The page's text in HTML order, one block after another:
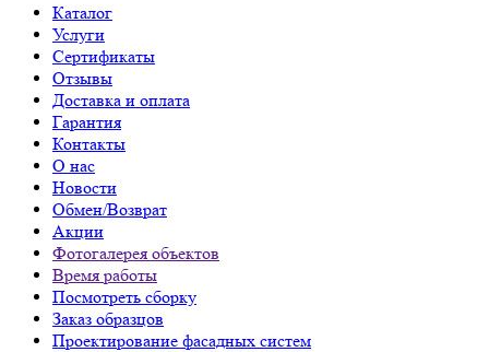
Каталог
Услуги
Сертификаты
Отзывы
Доставка и оплата
Гарантия
Контакты
О нас
Новости
Обмен/Возврат
Акции
Фотогалерея объектов
Время работы
Посмотреть сборку
Заказ образцов
Проектирование фасадных систем